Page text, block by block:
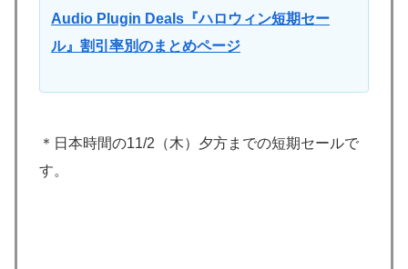
Audio Plugin Deals『ハロウィン短期セー
ル』割引率別のまとめページ
＊日本時間の11/2（木）夕方までの短期セールで
す。